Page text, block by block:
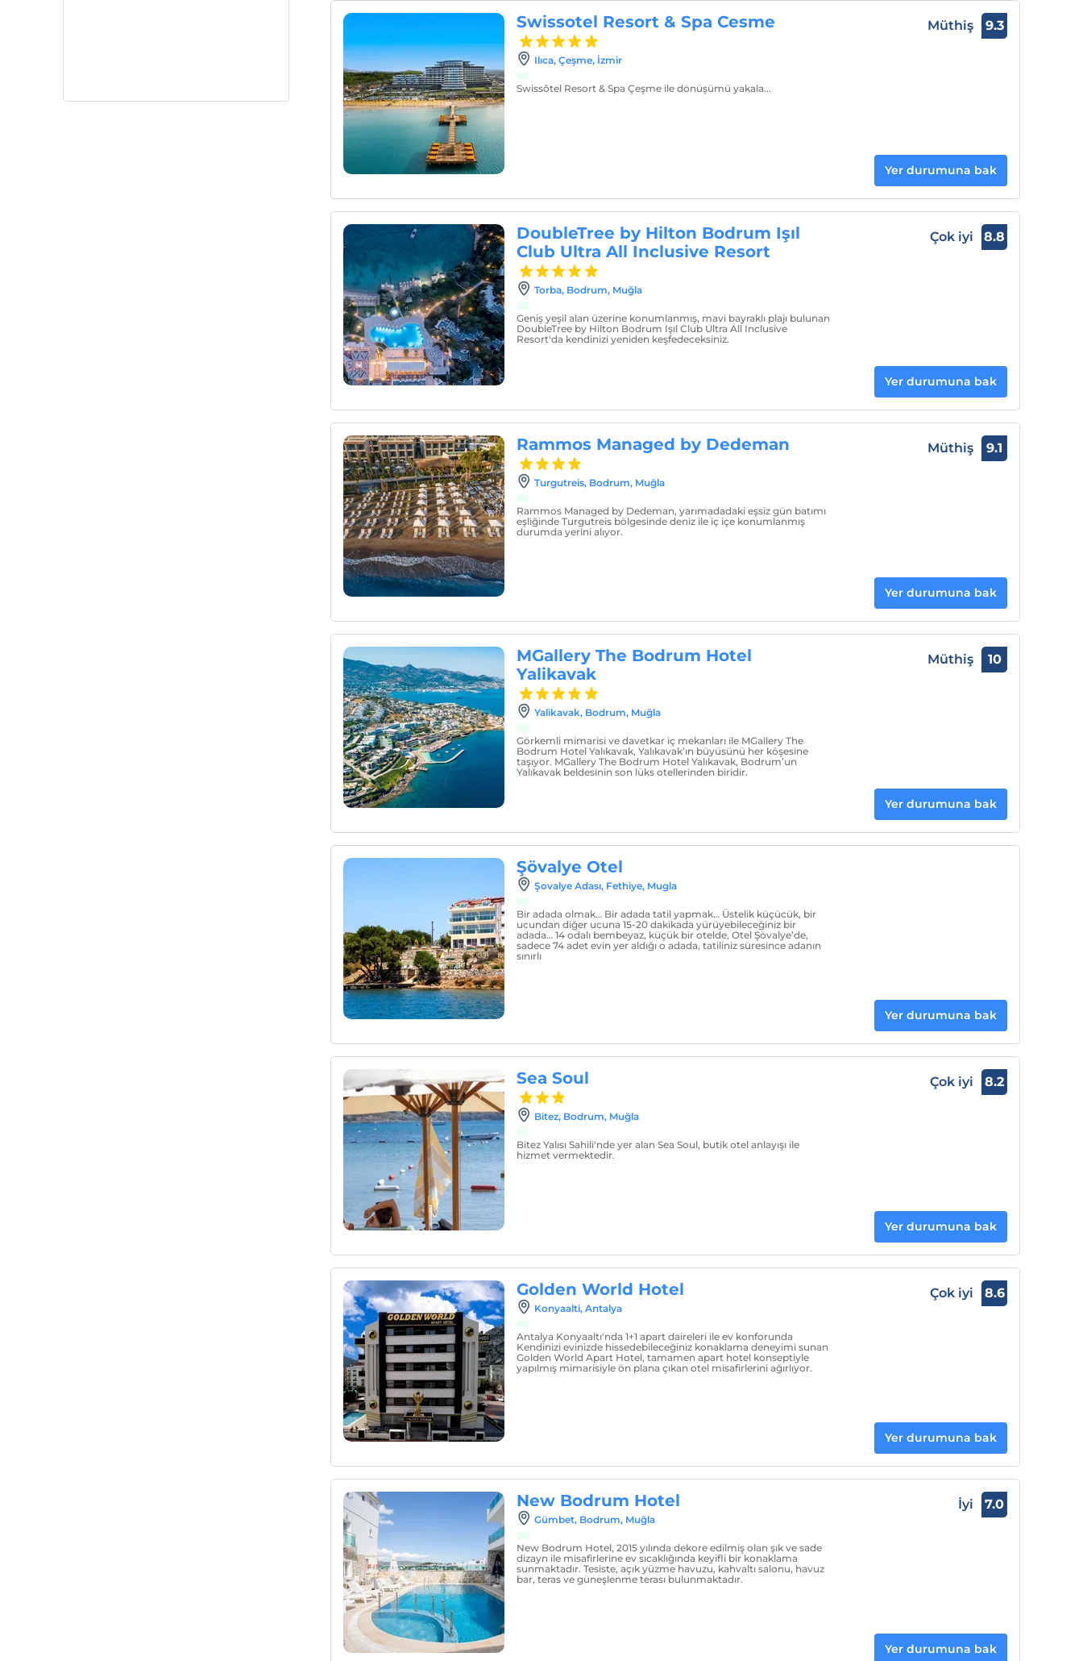
Swissotel Resort & Spa Cesme
Ilıca, Çeşme, İzmir
Swissôtel Resort & Spa Çeşme ile dönüşümü yakala...
Müthiş 9.3
Yer durumuna bak
DoubleTree by Hilton Bodrum Işıl
Club Ultra All Inclusive Resort
Torba, Bodrum, Muğla
Geniş yeşil alan üzerine konumlanmış, mavi bayraklı plajı bulunan
DoubleTree by Hilton Bodrum Işıl Club Ultra All Inclusive
Resort'da kendinizi yeniden keşfedeceksiniz.
Çok iyi 8.8
Yer durumuna bak
Rammos Managed by Dedeman
Turgutreis, Bodrum, Muğla
Rammos Managed by Dedeman, yarımadadaki eşsiz gün batımı
eşliğinde Turgutreis bölgesinde deniz ile iç içe konumlanmış
durumda yerini alıyor.
Müthiş 9.1
Yer durumuna bak
MGallery The Bodrum Hotel
Yalikavak
Yalikavak, Bodrum, Muğla
Görkemli mimarisi ve davetkar iç mekanları ile MGallery The
Bodrum Hotel Yalıkavak, Yalıkavak’ın büyüsünü her köşesine
taşıyor. MGallery The Bodrum Hotel Yalıkavak, Bodrum’un
Yalıkavak beldesinin son lüks otellerinden biridir.
Müthiş 10
Yer durumuna bak
Şövalye Otel
Şovalye Adası, Fethiye, Mugla
Bir adada olmak… Bir adada tatil yapmak… Üstelik küçücük, bir
ucundan diğer ucuna 15-20 dakikada yürüyebileceğiniz bir
adada… 14 odalı bembeyaz, küçük bir otelde, Otel Şövalye’de,
sadece 74 adet evin yer aldığı o adada, tatiliniz süresince adanın
sınırlı
Yer durumuna bak
Sea Soul
Bitez, Bodrum, Muğla
Bitez Yalısı Sahili'nde yer alan Sea Soul, butik otel anlayışı ile
hizmet vermektedir.
Çok iyi 8.2
Yer durumuna bak
Golden World Hotel
Konyaalti, Antalya
Antalya Konyaaltı'nda 1+1 apart daireleri ile ev konforunda
Kendinizi evinizde hissedebileceğiniz konaklama deneyimi sunan
Golden World Apart Hotel, tamamen apart hotel konseptiyle
yapılmış mimarisiyle ön plana çıkan otel misafirlerini ağırlıyor.
Çok iyi 8.6
Yer durumuna bak
New Bodrum Hotel
Gümbet, Bodrum, Muğla
New Bodrum Hotel, 2015 yılında dekore edilmiş olan şık ve sade
dizayn ile misafirlerine ev sıcaklığında keyifli bir konaklama
sunmaktadır. Tesiste, açık yüzme havuzu, kahvaltı salonu, havuz
bar, teras ve güneşlenme terası bulunmaktadır.
İyi 7.0
Yer durumuna bak